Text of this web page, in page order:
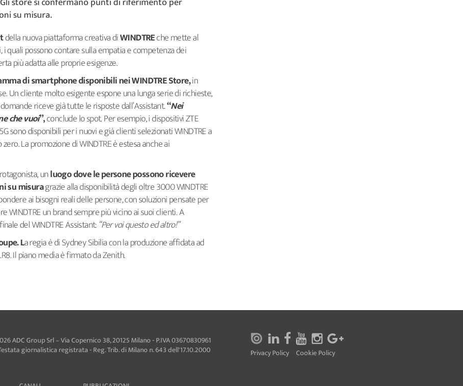
su misura.
della nuova piattaforma creativa diWINDTREche mette al
quali possono contare sulla empatia e competenza dei
più adatta alle proprie esigenze.
di smartphone disponibili nei WINDTRE Store,in
Un cliente molto esigente espone una lunga serie di richieste,
riceve già tutte le risposte dall’Assistant.“Nei
che vuoi”,conclude lo spot. Per esempio, i dispositivi ZTE
sono disponibili per i nuovi e già clienti selezionati WINDTRE a
La promozione di WINDTRE è estesa anche ai
unluogo dove le persone possono ricevere
su misuragrazie alla disponibilità degli oltre 3000 WINDTRE
ai bisogni reali delle persone, con soluzioni pensate per
WINDTRE un brand sempre più vicino ai suoi clienti. A
del WINDTRE Assistant: “Per voi questo ed altro!”
La regia è di Sydney Sibilia con la produzione affidata ad
Il piano media è firmato da Zenith.
ADC Group Srl – Via Copernico 38, 20125 Milano - P.IVA 03670830961
giornalistica registrata - Reg. Trib. di Milano n. 643 dell'17.10.2000
Privacy Policy Cookie Policy